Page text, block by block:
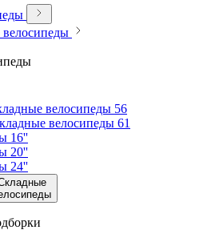
велосипеды 56
велосипеды 61
16''
20''
24''